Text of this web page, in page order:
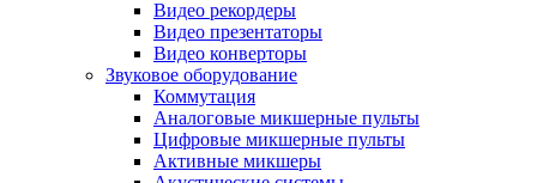
Видео рекордеры
Видео презентаторы
Видео конверторы
Звуковое оборудование
Коммутация
Аналоговые микшерные пульты
Цифровые микшерные пульты
Активные микшеры